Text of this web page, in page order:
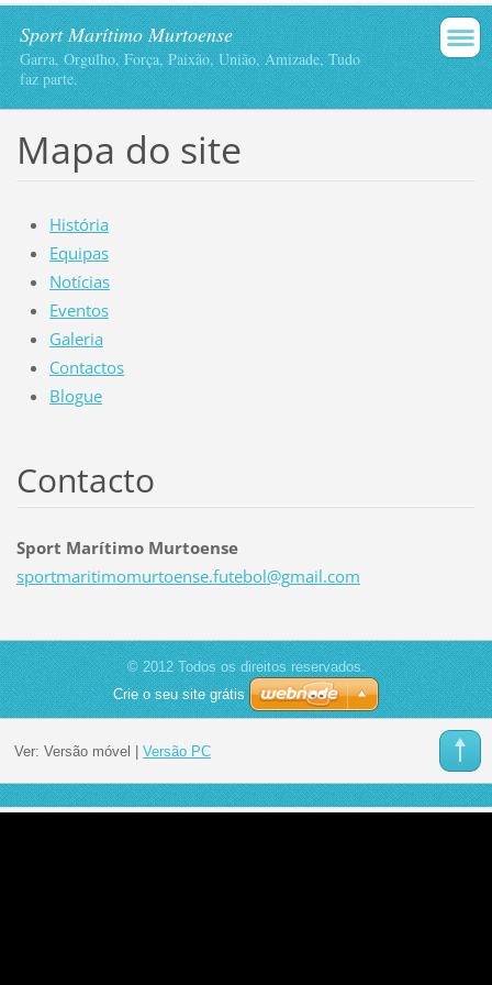
Sport Marítimo Murtoense
Garra, Orgulho, Força, Paixão, União, Amizade, Tudo
faz parte.
Mapa do site
História
Equipas
Notícias
Eventos
Galeria
Contactos
Blogue
Contacto
Sport Marítimo Murtoense
sportmaritimomurtoense.futebol@gmail.com
© 2012 Todos os direitos reservados.
Crie o seu site grátis
Ver: Versão móvel Versão PC